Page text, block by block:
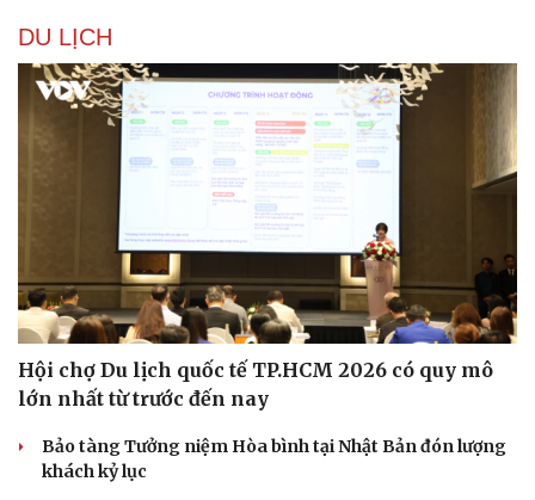
DU LỊCH
Hội chợ Du lịch quốc tế TP.HCM 2026 có quy mô
lớn nhất từ trước đến nay
Bảo tàng Tưởng niệm Hòa bình tại Nhật Bản đón lượng
khách kỷ lục